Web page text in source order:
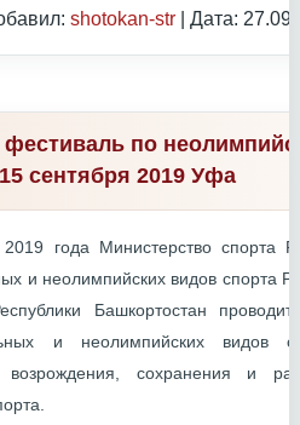
shotokan-str | Дата:
фестиваль по
сентября 2019 Уфа
года Министерство спорта
и неолимпийских видов спорта
Башкортостан
и неолимпийских видов
сохранения и